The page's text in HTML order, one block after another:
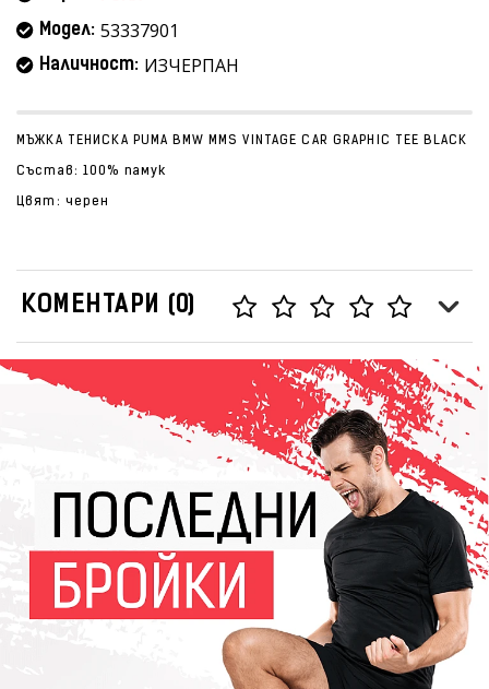
Модел: 53337901
Наличност: ИЗЧЕРПАН
МЪЖКА ТЕНИСКА PUMA BMW MMS VINTAGE CAR GRAPHIC TEE BLACK
Състав: 100% памук
Цвят: черен
КОМЕНТАРИ (0)